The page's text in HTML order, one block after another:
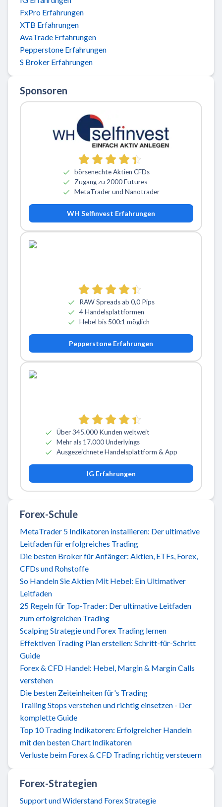
FxPro Erfahrungen
XTB Erfahrungen
AvaTrade Erfahrungen
Pepperstone Erfahrungen
S Broker Erfahrungen
Sponsoren
börsenechte Aktien CFDs
Zugang zu 2000 Futures
MetaTrader und Nanotrader
WH Selfinvest Erfahrungen
RAW Spreads ab 0,0 Pips
4 Handelsplattformen
Hebel bis 500:1 möglich
Pepperstone Erfahrungen
Über 345.000 Kunden weltweit
Mehr als 17.000 Underlyings
Ausgezeichnete Handelsplattform & App
IG Erfahrungen
Forex-Schule
MetaTrader 5 Indikatoren installieren: Der ultimative
Leitfaden für erfolgreiches Trading
Die besten Broker für Anfänger: Aktien, ETFs, Forex,
CFDs und Rohstoffe
So Handeln Sie Aktien Mit Hebel: Ein Ultimativer
Leitfaden
25 Regeln für Top-Trader: Der ultimative Leitfaden
zum erfolgreichen Trading
Scalping Strategie und Forex Trading lernen
Effektiven Trading Plan erstellen: Schritt-für-Schritt
Guide
Forex & CFD Handel: Hebel, Margin & Margin Calls
verstehen
Die besten Zeiteinheiten für's Trading
Trailing Stops verstehen und richtig einsetzen - Der
komplette Guide
Top 10 Trading Indikatoren: Erfolgreicher Handeln
mit den besten Chart Indikatoren
Verluste beim Forex & CFD Trading richtig versteuern
Forex-Strategien
Support und Widerstand Forex Strategie